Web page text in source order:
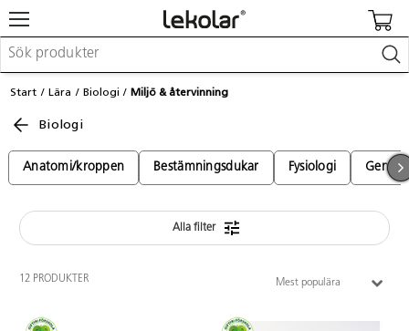
Möbler & inredning
Skapa
Lära
Barnvagnar & småbarnsartiklar
Start Lära Biologi Miljö & återvinning
Biologi
Anatomi/kroppen Bestämningsdukar Fysiologi
Alla filter
12 PRODUKTER Mest populära